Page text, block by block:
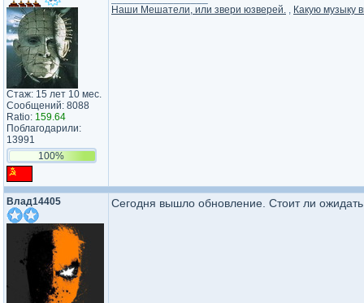
Стаж: 15 лет 10 мес.
Сообщений: 8088
Ratio: 159.64
Поблагодарили:
13991
100%
Наши Мешатели, или звери юзверей. , Какую музыку
Влад14405 Сегодня вышло обновление. Стоит ли